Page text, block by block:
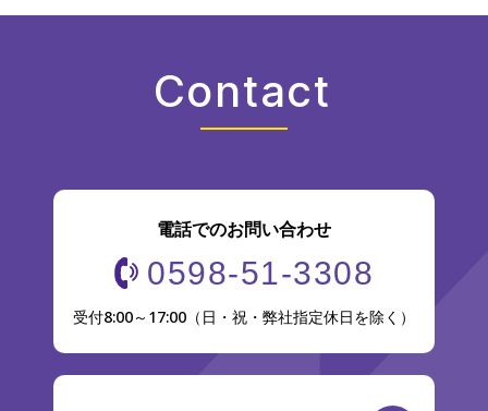
Contact
電話でのお問い合わせ
0598-51-3308
受付8:00～17:00（日・祝・弊社指定休日を除く）